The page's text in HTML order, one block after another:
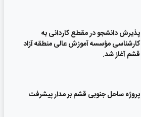
پذیرش دانشجو در مقطع کاردانی به
کارشناسی مؤسسه آموزش عالی منطقه آزاد
قشم آغاز شد.
پروژه ساحل جنوبی قشم بر مدار پیشرفت